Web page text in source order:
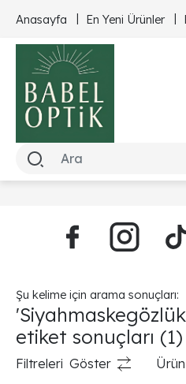
Anasayfa En Yeni Ürünler
Şu kelime için arama sonuçları:
etiket sonuçları (1)
Filtreleri Göster